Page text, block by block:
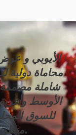
الأيوبي و
محاماة دولية
شاملة
الأوسط
للسوق
منظور عالمي.